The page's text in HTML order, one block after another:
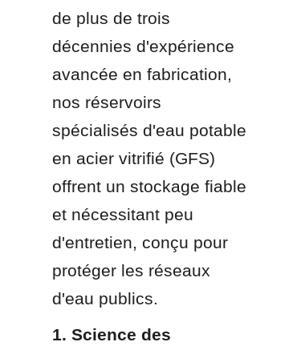
de plus de trois
décennies d'expérience
avancée en fabrication,
nos réservoirs
spécialisés d'eau potable
en acier vitrifié (GFS)
offrent un stockage fiable
et nécessitant peu
d'entretien, conçu pour
protéger les réseaux
d'eau publics.
1. Science des